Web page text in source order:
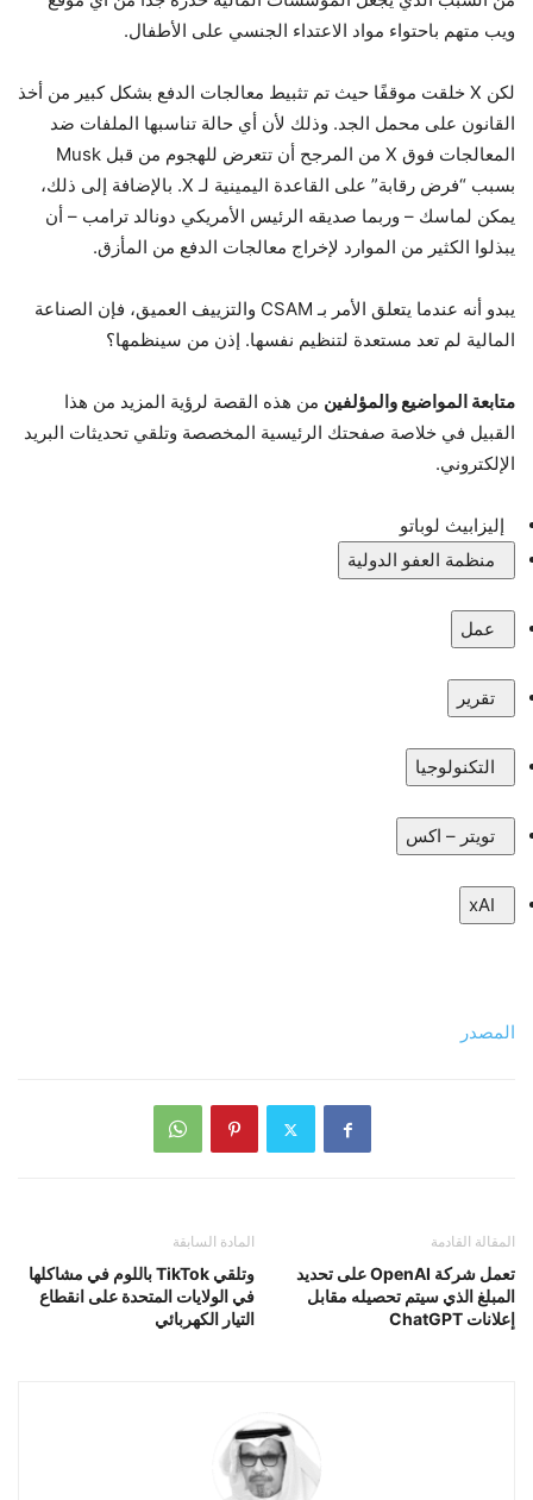
ويب متهم باحتواء مواد الاعتداء الجنسي على الأطفال.
لكن X خلقت موقفًا حيث تم تثبيط معالجات الدفع بشكل كبير من أخذ
القانون على محمل الجد. وذلك لأن أي حالة تناسبها الملفات ضد
المعالجات فوق X من المرجح أن تتعرض للهجوم من قبل Musk
بسبب “فرض رقابة” على القاعدة اليمينية لـ X. بالإضافة إلى ذلك،
يمكن لماسك – وربما صديقه الرئيس الأمريكي دونالد ترامب – أن
يبذلوا الكثير من الموارد لإخراج معالجات الدفع من المأزق.
يبدو أنه عندما يتعلق الأمر بـ CSAM والتزييف العميق، فإن الصناعة
المالية لم تعد مستعدة لتنظيم نفسها. إذن من سينظمها؟
متابعة المواضيع والمؤلفين من هذه القصة لرؤية المزيد من هذا
القبيل في خلاصة صفحتك الرئيسية المخصصة وتلقي تحديثات البريد
الإلكتروني.
إليزابيث لوباتو
منظمة العفو الدولية
عمل
تقرير
التكنولوجيا
تويتر – اكس
xAI
المصدر
المادة السابقة
وتلقي TikTok باللوم في مشاكلها
في الولايات المتحدة على انقطاع
التيار الكهربائي
المقالة القادمة
تعمل شركة OpenAI على تحديد
المبلغ الذي سيتم تحصيله مقابل
إعلانات ChatGPT